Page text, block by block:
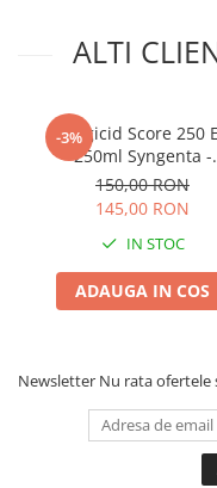
ALTI
-3%
Fungicid Score 250
250ml Syngenta -
Tratament Sistemic
Profesional contra
Rapanului si
150,00 RON
145,00 RON
IN STOC
ADAUGA IN COS
Newsletter Nu rata